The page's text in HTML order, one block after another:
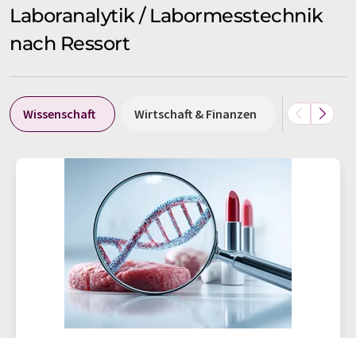
Laboranalytik / Labormesstechnik
nach Ressort
Wissenschaft Wirtschaft & Finanzen Politik &